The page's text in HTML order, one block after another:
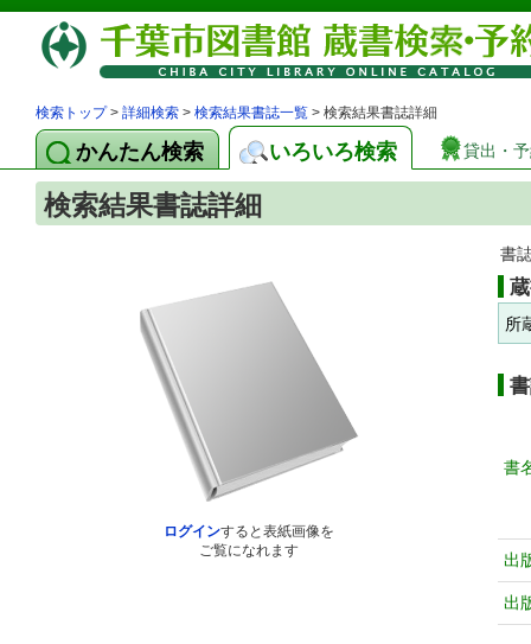
検索トップ> 詳細検索 > 検索結果書誌一覧 > 検索結果書誌詳細
かんたん検索 いろいろ検索 貸出・
検索結果書誌詳細
ログインすると表紙画像を
ご覧になれます
書
所
書
出
出